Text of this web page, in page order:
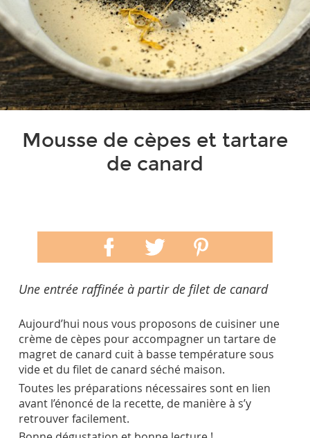
Mousse de cèpes et tartare
de canard
Une entrée raffinée à partir de filet de canard
Aujourd’hui nous vous proposons de cuisiner une
crème de cèpes pour accompagner un tartare de
magret de canard cuit à basse température sous
vide et du filet de canard séché maison.
Toutes les préparations nécessaires sont en lien
avant l’énoncé de la recette, de manière à s’y
retrouver facilement.